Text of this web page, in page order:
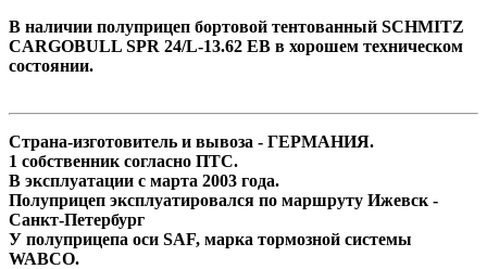
В наличии полуприцеп бортовой тентованный SCHMITZ
CARGOBULL SPR 24/L-13.62 EB в хорошем техническом
состоянии.
Страна-изготовитель и вывоза - ГЕРМАНИЯ.
1 собственник согласно ПТС.
В эксплуатации с марта 2003 года.
Полуприцеп эксплуатировался по маршруту Ижевск -
Санкт-Петербург
У полуприцепа оси SAF, марка тормозной системы
WABCO.